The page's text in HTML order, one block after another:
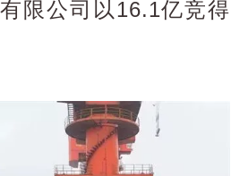
限公司以16.1亿竞得